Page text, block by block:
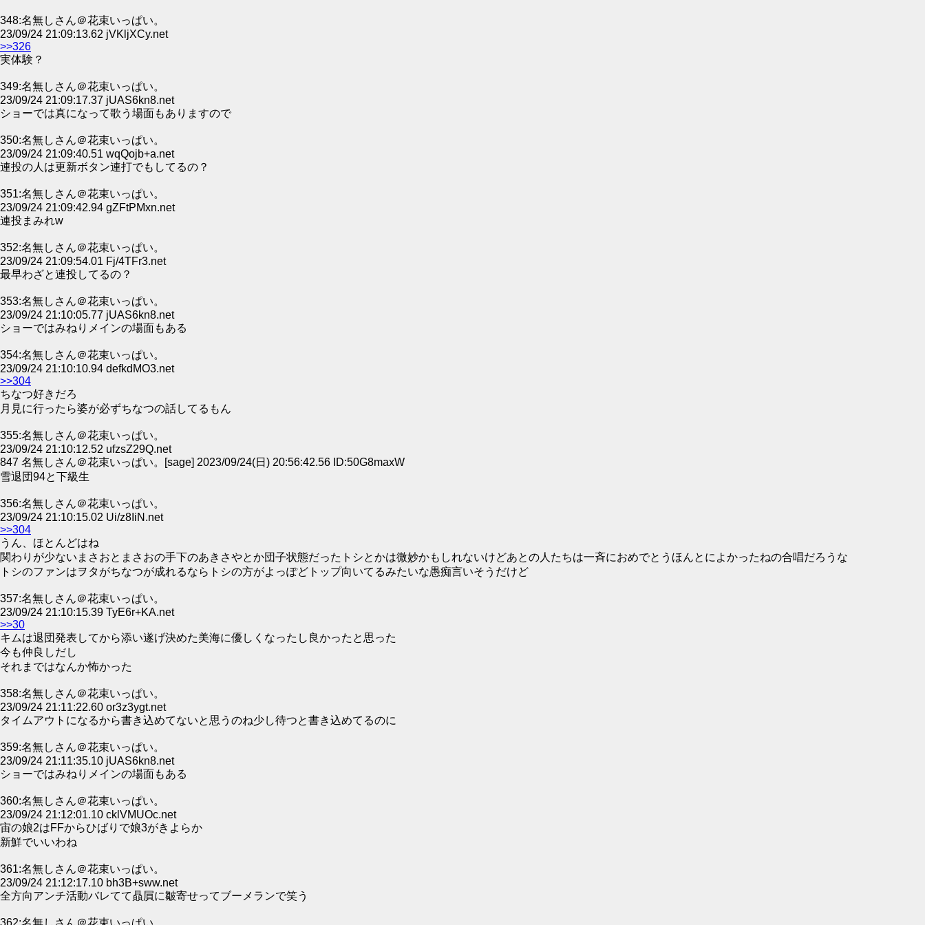
348:名無しさん＠花束いっぱい。
23/09/24 21:09:13.62 jVKljXCy.net
>>326
実体験？
349:名無しさん＠花束いっぱい。
23/09/24 21:09:17.37 jUAS6kn8.net
ショーでは真になって歌う場面もありますので
350:名無しさん＠花束いっぱい。
23/09/24 21:09:40.51 wqQojb+a.net
連投の人は更新ボタン連打でもしてるの？
351:名無しさん＠花束いっぱい。
23/09/24 21:09:42.94 gZFtPMxn.net
連投まみれw
352:名無しさん＠花束いっぱい。
23/09/24 21:09:54.01 Fj/4TFr3.net
最早わざと連投してるの？
353:名無しさん＠花束いっぱい。
23/09/24 21:10:05.77 jUAS6kn8.net
ショーではみねりメインの場面もある
354:名無しさん＠花束いっぱい。
23/09/24 21:10:10.94 defkdMO3.net
>>304
ちなつ好きだろ
月見に行ったら婆が必ずちなつの話してるもん
355:名無しさん＠花束いっぱい。
23/09/24 21:10:12.52 ufzsZ29Q.net
847 名無しさん＠花束いっぱい。[sage] 2023/09/24(日) 20:56:42.56 ID:50G8maxW
雪退団94と下級生
356:名無しさん＠花束いっぱい。
23/09/24 21:10:15.02 Ui/z8IiN.net
>>304
うん、ほとんどはね
関わりが少ないまさおとまさおの手下のあきさやとか団子状態だったトシとかは微妙かもしれないけどあとの人たちは一斉におめでとうほんとによかったねの合唱だろうな
トシのファンはヲタがちなつが成れるならトシの方がよっぽどトップ向いてるみたいな愚痴言いそうだけど
357:名無しさん＠花束いっぱい。
23/09/24 21:10:15.39 TyE6r+KA.net
>>30
キムは退団発表してから添い遂げ決めた美海に優しくなったし良かったと思った
今も仲良しだし
それまではなんか怖かった
358:名無しさん＠花束いっぱい。
23/09/24 21:11:22.60 or3z3ygt.net
タイムアウトになるから書き込めてないと思うのね少し待つと書き込めてるのに
359:名無しさん＠花束いっぱい。
23/09/24 21:11:35.10 jUAS6kn8.net
ショーではみねりメインの場面もある
360:名無しさん＠花束いっぱい。
23/09/24 21:12:01.10 cklVMUOc.net
宙の娘2はFFからひばりで娘3がきよらか
新鮮でいいわね
361:名無しさん＠花束いっぱい。
23/09/24 21:12:17.10 bh3B+sww.net
全方向アンチ活動バレてて贔屓に皺寄せってブーメランで笑う
362:名無しさん＠花束いっぱい。